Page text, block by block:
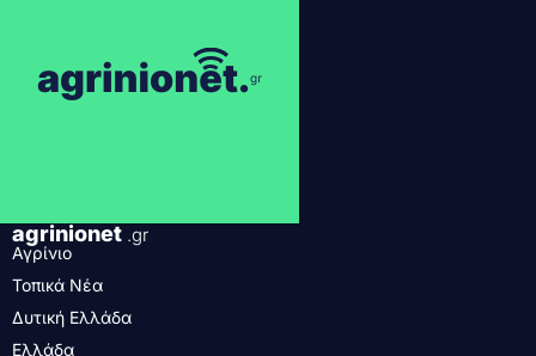
agrinionet .gr
Αγρίνιο
Τοπικά Νέα
Δυτική Ελλάδα
Ελλάδα